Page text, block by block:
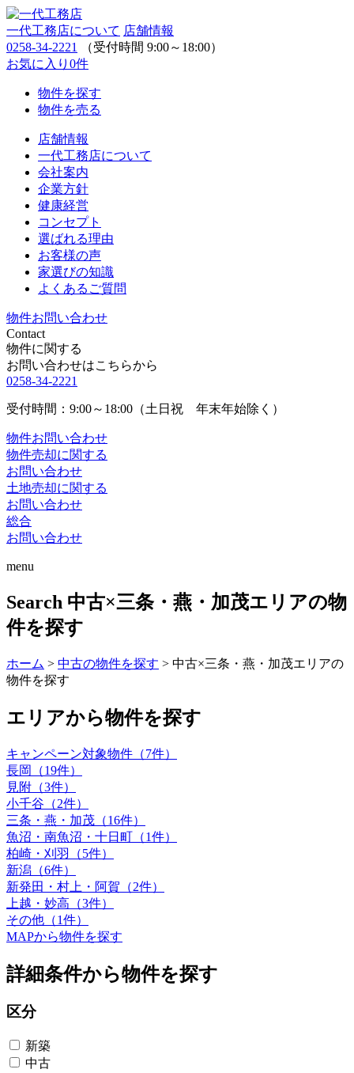
一代工務店について 店舗情報
0258-34-2221
（受付時間 9:00～18:00）
お気に入り 0件
物件を探す
物件を売る
店舗情報
一代工務店について
会社案内
企業方針
健康経営
コンセプト
選ばれる理由
お客様の声
家選びの知識
よくあるご質問
物件お問い合わせ
Contact
物件に関する
お問い合わせはこちらから
0258-34-2221
受付時間：9:00～18:00（土日祝 年末年始除く）
物件お問い合わせ
物件売却に関する
お問い合わせ
土地売却に関する
お問い合わせ
総合
お問い合わせ
menu
Search 中古×三条・燕・加茂エリアの物
件を探す
ホーム > 中古の物件を探す > 中古×三条・燕・加茂エリアの
物件を探す
エリアから物件を探す
キャンペーン対象物件（7件）
長岡（19件）
見附（3件）
小千谷（2件）
三条・燕・加茂（16件）
魚沼・南魚沼・十日町（1件）
柏崎・刈羽（5件）
新潟（6件）
新発田・村上・阿賀（2件）
上越・妙高（3件）
その他（1件）
MAPから物件を探す
詳細条件から物件を探す
区分
新築
中古